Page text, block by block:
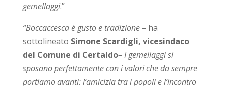
gemellaggi.”
“Boccaccesca è gusto e tradizione – ha
sottolineato Simone Scardigli, vicesindaco
del Comune di Certaldo– I gemellaggi si
sposano perfettamente con i valori che da sempre
portiamo avanti: l’amicizia tra i popoli e l’incontro